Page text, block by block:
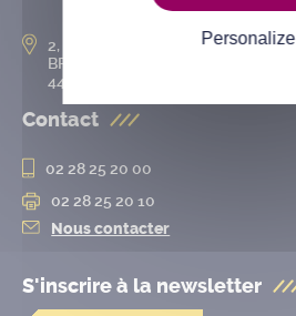
2, rue de l’Hôtel-de-Ville
BP 50167
44802 Saint-Herblain cedex
Contact
02 28 25 20 00
02 28 25 20 10
Nous contacter
S'inscrire à la newsletter
Personalize